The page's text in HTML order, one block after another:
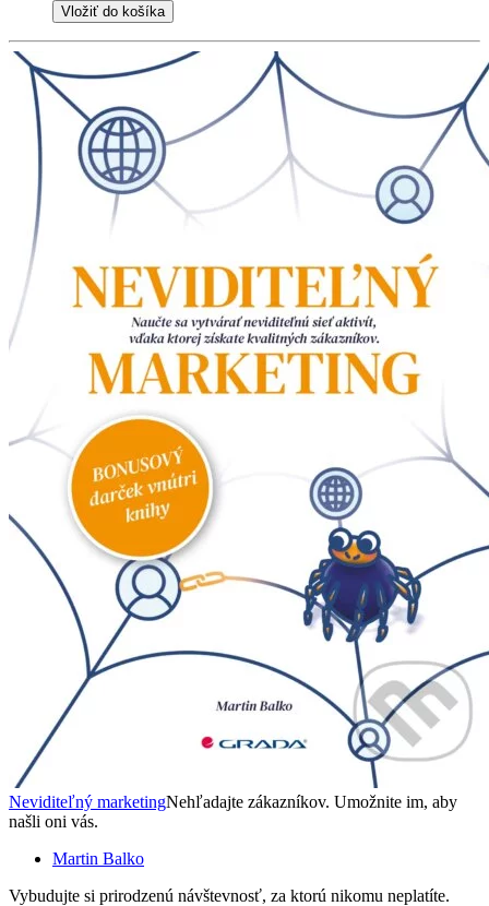
Vložiť do košíka
Neviditeľný marketingNehľadajte zákazníkov. Umožnite im, aby
našli oni vás.
Martin Balko
Vybudujte si prirodzenú návštevnosť, za ktorú nikomu neplatíte.